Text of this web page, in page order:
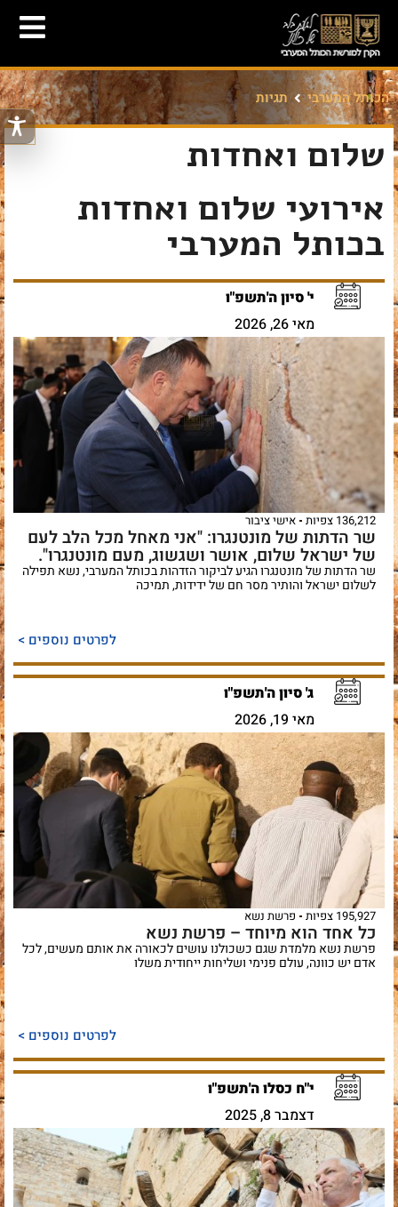
הכותל המערבי תגיות
שלום ואחדות
אירועי שלום ואחדות
בכותל המערבי
י' סיון ה'תשפ"ו
מאי 26, 2026
136,212 צפיות אישי ציבור
שר הדתות של מונטנגרו: "​אני מאחל מכל הלב לעם
של ישראל שלום, אושר ושגשוג, מעם מונטנגרו".
שר הדתות של מונטנגרו הגיע לביקור הזדהות בכותל המערבי, נשא תפילה
לשלום ישראל והותיר מסר חם של ידידות, תמיכה
לפרטים נוספים >
ג' סיון ה'תשפ"ו
מאי 19, 2026
195,927 צפיות פרשת נשא
כל אחד הוא מיוחד – פרשת נשא
פרשת נשא מלמדת שגם כשכולנו עושים לכאורה את אותם מעשים, לכל
אדם יש כוונה, עולם פנימי ושליחות ייחודית משלו
לפרטים נוספים >
י"ח כסלו ה'תשפ"ו
דצמבר 8, 2025